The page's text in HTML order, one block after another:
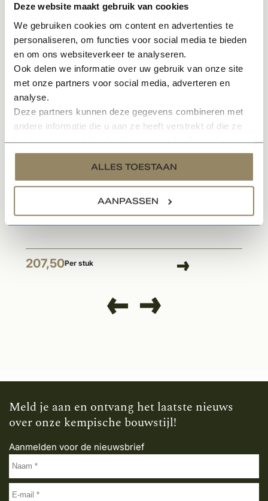
Deze website maakt gebruik van cookies
We gebruiken cookies om content en advertenties te
personaliseren, om functies voor social media te bieden
en om ons websiteverkeer te analyseren.
Ook delen we informatie over uw gebruik van onze site
met onze partners voor social media, adverteren en
analyse.
Deze partners kunnen deze gegevens combineren met
andere informatie die u aan ze heeft verstrekt of die ze
services.
ALLES TOESTAAN
AANPASSEN
De prijs is per huisnummer
Gerelateerde producten
Belgisch hardstenen bloembak Strak vierkant
207,50Per stuk
Meld je aan en ontvang het laatste nieuws
over onze kempische bouwstijl!
Aanmelden voor de nieuwsbrief